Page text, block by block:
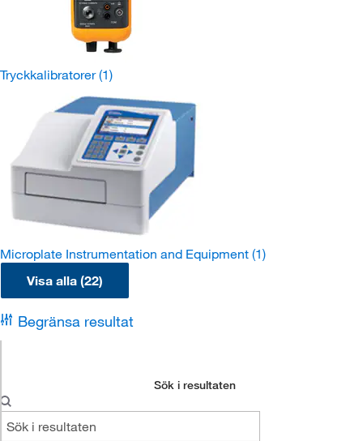
Tryckkalibratorer(1)
Microplate Instrumentation and Equipment (1)
Visa alla (22)
Begränsa resultat
Sök i resultaten